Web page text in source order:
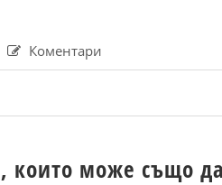
Коментари
които може също